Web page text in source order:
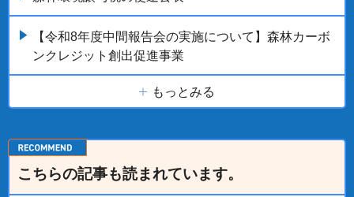
【令和8年度中間報告会の実施について】森林カーボ
ンクレジット創出促進事業
もっとみる
こちらの記事も読まれています。